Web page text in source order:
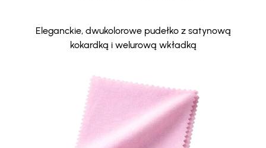
Eleganckie, dwukolorowe pudełko z satynową
kokardką i welurową wkładką